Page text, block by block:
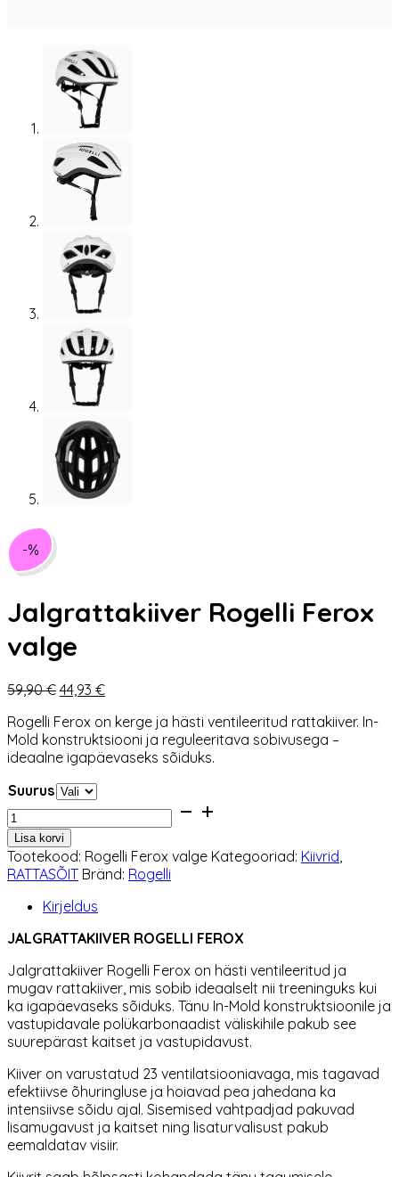
-%
Jalgrattakiiver Rogelli Ferox
valge
59,90€ Algne
oli:
59,90 €.
44,93 €Praegune
on:
44,93 €.
Rogelli Ferox on kerge ja hästi ventileeritud rattakiiver. In-
Mold konstruktsiooni ja reguleeritava sobivusega –
ideaalne igapäevaseks sõiduks.
Suurus
Jalgrattakiiver
Rogelli
Ferox
valge
kogus
Lisa korvi
Tootekood: Rogelli Ferox valge Kategooriad: Kiivrid,
RATTASÕIT Bränd: Rogelli
Kirjeldus
JALGRATTAKIIVER ROGELLI FEROX
Jalgrattakiiver Rogelli Ferox on hästi ventileeritud ja
mugav rattakiiver, mis sobib ideaalselt nii treeninguks kui
ka igapäevaseks sõiduks. Tänu In-Mold konstruktsioonile ja
vastupidavale polükarbonaadist väliskihile pakub see
suurepärast kaitset ja vastupidavust.
Kiiver on varustatud 23 ventilatsiooniavaga, mis tagavad
efektiivse õhuringluse ja hoiavad pea jahedana ka
intensiivse sõidu ajal. Sisemised vahtpadjad pakuvad
lisamugavust ja kaitset ning lisaturvalisust pakub
eemaldatav visiir.